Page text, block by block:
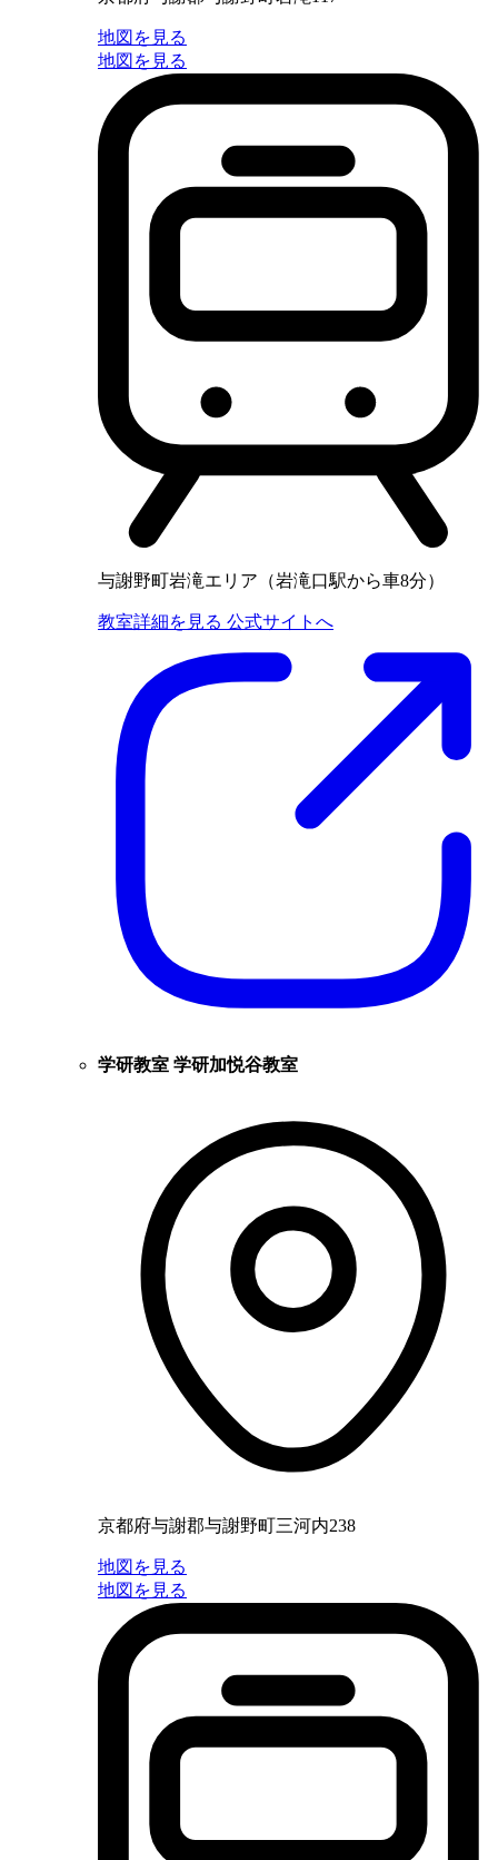
地図を見る
地図を見る
与謝野町岩滝エリア（岩滝口駅から車8分）
教室詳細を見る 公式サイトへ
学研教室 学研加悦谷教室
京都府与謝郡与謝野町三河内238
地図を見る
地図を見る